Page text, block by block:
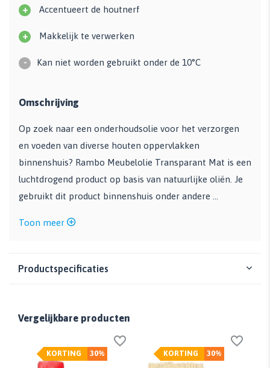
+ Accentueert de houtnerf
+ Makkelijk te verwerken
- Kan niet worden gebruikt onder de 10°C
Omschrijving
Op zoek naar een onderhoudsolie voor het verzorgen
en voeden van diverse houten oppervlakken
binnenshuis? Rambo Meubelolie Transparant Mat is een
luchtdrogend product op basis van natuurlijke oliën. Je
gebruikt dit product binnenshuis onder andere ...
Toon meer
Productspecificaties
Vergelijkbare producten
30%
KORTING 30%
KORTING